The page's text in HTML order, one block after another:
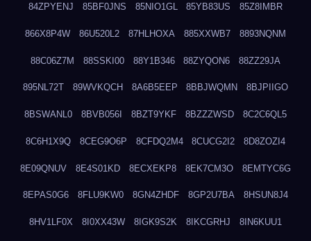
84ZPYENJ 85BF0JNS 85NIO1GL 85YB83US 85Z8IMBR
866X8P4W 86U520L2 87HLHOXA 885XXWB7 8893NQNM
88C06Z7M 88SSKI00 88Y1B346 88ZYQON6 88ZZ29JA
895NL72T 89WVKQCH 8A6B5EEP 8BBJWQMN 8BJPIIGO
8BSWANL0 8BVB056I 8BZT9YKF 8BZZZWSD 8C2C6QL5
8C6H1X9Q 8CEG9O6P 8CFDQ2M4 8CUCG2I2 8D8ZOZI4
8E09QNUV 8E4S01KD 8ECXEKP8 8EK7CM3O 8EMTYC6G
8EPAS0G6 8FLU9KW0 8GN4ZHDF 8GP2U7BA 8HSUN8J4
8HV1LF0X 8I0XX43W 8IGK9S2K 8IKCGRHJ 8IN6KUU1